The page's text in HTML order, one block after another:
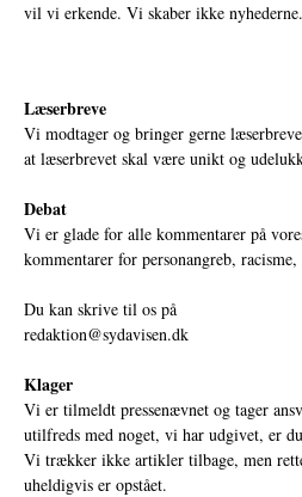
vil vi erkende. Vi skaber ikke
Læserbreve
Vi modtager og bringer gerne
at læserbrevet skal være unikt og
Debat
Vi er glade for alle kommentarer på
kommentarer for personangreb,
Du kan skrive til os på
redaktion@sydavisen.dk
Klager
Vi er tilmeldt pressenævnet og tager
utilfreds med noget, vi har udgivet, er
Vi trækker ikke artikler tilbage, men
uheldigvis er opstået.